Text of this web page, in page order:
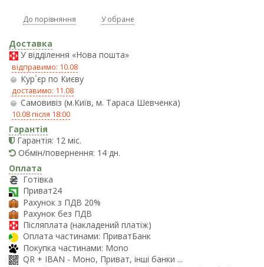
До порівняння У обране
Доставка
У відділення «Нова пошта»
відправимо: 10.08
Кур`єр по Києву
доставимо: 11.08
Самовивіз (м.Київ, м. Тараса Шевченка)
10.08 після 18:00
Гарантія
Гарантія: 12 міс.
Обмін/повернення: 14 дн.
Оплата
Готівка
Приват24
Рахунок з ПДВ 20%
Рахунок без ПДВ
Післяплата (накладений платіж)
Оплата частинами: ПриватБанк
Покупка частинами: Mono
QR + IBAN - Моно, Приват, інші банки ...